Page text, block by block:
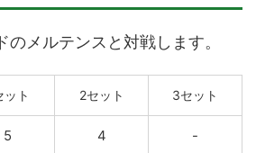
メルテンスと対戦します。
ット 2セット 3セット
5 4 -